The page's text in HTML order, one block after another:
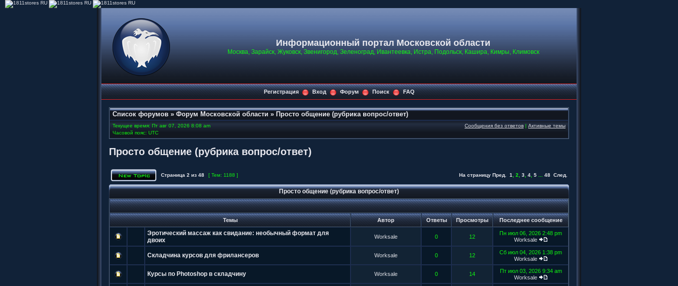
Информационный портал Московской области
Москва, Зарайск, Жуковск, Звенигород, Зеленоград, Ивантеевка, Истра, Подольск, Кашира, Кимры, Климовск
Регистрация Вход Форум Поиск FAQ
Список форумов » Форум Московской области » Просто общение (рубрика вопрос/ответ)
Текущее время: Пт авг 07, 2026 8:08 am
Часовой пояс: UTC
Сообщения без ответов | Активные темы
Просто общение (рубрика вопрос/ответ)
Страница 2 из 48 [ Тем: 1188 ] На страницу Пред. 1 2 3 4 5 48 След.
Просто общение (рубрика вопрос/ответ)
Темы Автор Ответы Просмотры Последнее сообщение
Эротический массаж как свидание: необычный формат для
двоих
Worksale 0 12
Пн июл 06, 2026 2:48 pm
Worksale
Складчина курсов для фрилансеров Worksale 0 12
Сб июл 04, 2026 1:38 pm
Worksale
Курсы по Photoshop в складчину Worksale 0 14
Пт июл 03, 2026 9:34 am
Worksale